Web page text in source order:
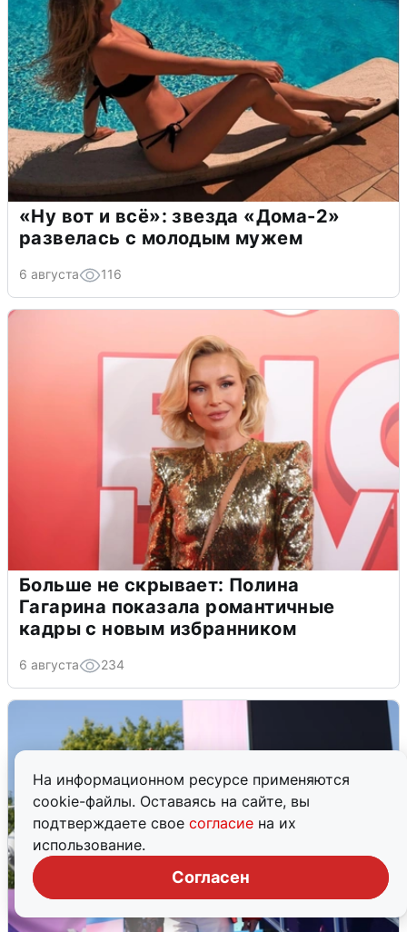
На информационном ресурсе применяются
cookie-файлы. Оставаясь на сайте, вы
подтверждаете свое согласие на их
использование.
Согласен
«Ну вот и всё»: звезда «Дома-2»
развелась с молодым мужем
6 августа 116
Больше не скрывает: Полина
Гагарина показала романтичные
кадры с новым избранником
6 августа 234